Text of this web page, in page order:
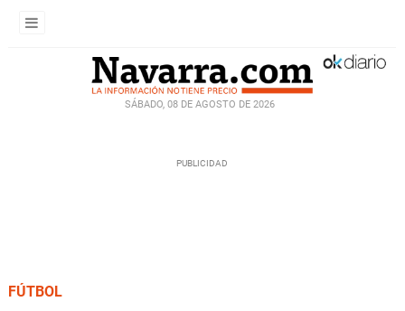
SÁBADO, 08 DE AGOSTO DE 2026
FÚTBOL